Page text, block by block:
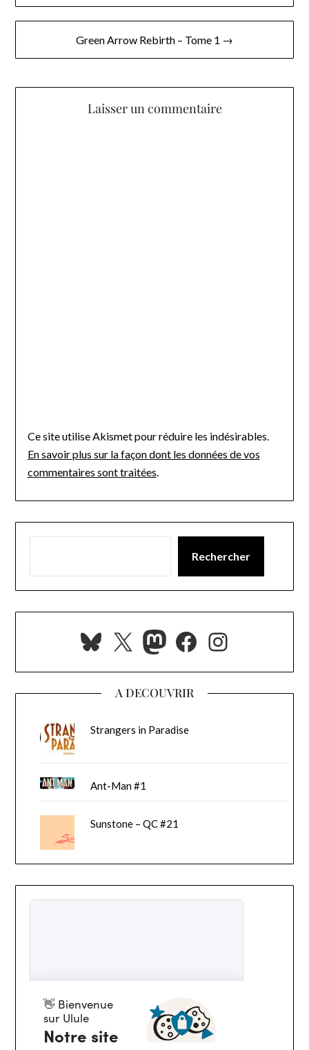
de
Green Arrow Rebirth – Tome 1 →
Laisser un commentaire
Ce site utilise Akismet pour réduire les indésirables.
En savoir plus sur la façon dont les données de vos
commentaires sont traitées.
Rechercher
Bluesky
X Mastodon
Facebook
A DECOUVRIR
Strangers in Paradise
Ant-Man #1
Sunstone – QC #21